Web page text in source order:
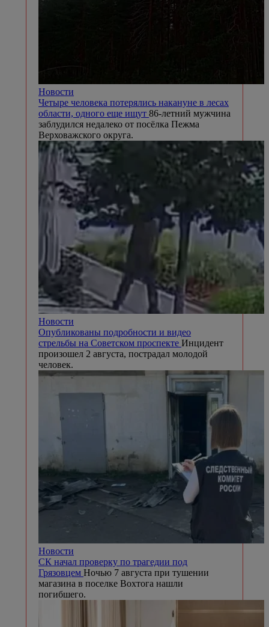
Новости
Четыре человека потерялись накануне в лесах
области, одного еще ищут 86-летний мужчина
заблудился недалеко от посёлка Пежма
Верховажского округа.
Новости
Опубликованы подробности и видео
стрельбы на Советском проспекте Инцидент
произошел 2 августа, пострадал молодой
человек.
Новости
СК начал проверку по трагедии под
Грязовцем Ночью 7 августа при тушении
магазина в поселке Вохтога нашли
погибшего.